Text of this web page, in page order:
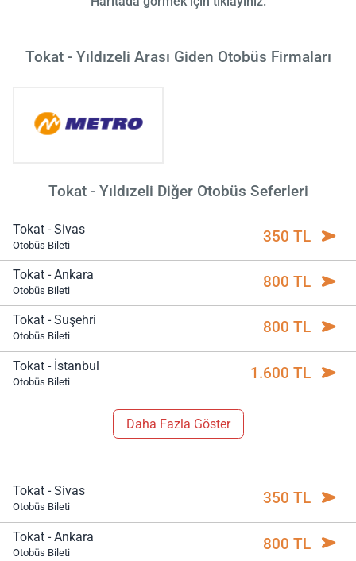
Tokat - Yıldızeli Arası Giden Otobüs Firmaları
Tokat - Yıldızeli Diğer Otobüs Seferleri
Tokat - Sivas
Otobüs Bileti 350 TL
Tokat - Ankara
Otobüs Bileti 800 TL
Tokat - Suşehri
Otobüs Bileti 800 TL
Tokat - İstanbul
Otobüs Bileti 1.600 TL
Daha Fazla Göster
Tokat - Sivas
Otobüs Bileti 350 TL
Tokat - Ankara
Otobüs Bileti 800 TL